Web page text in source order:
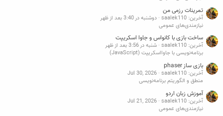
تمرینات رزمی من
آخرین: saalek110
دوشنبه در 3:40 بعد از ظهر
نیازمندی‌های عمومی
ساخت بازی با کانواس و جاوا اسکریپت
آخرین: saalek110
شنبه در 3:56 بعد از ظهر
برنامه‌نویسی با جاوااسکریپت (JavaScript)
بازی ساز phaser
آخرین: saalek110
Jul 30, 2026
منطق و الگوریتم برنامه‌نویسی
آموزش زبان اردو
آخرین: saalek110
Jul 21, 2026
نیازمندی‌های عمومی